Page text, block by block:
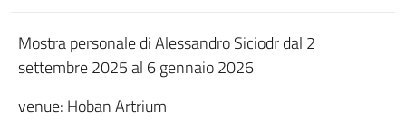
Mostra personale di Alessandro Siciodr dal 2
settembre 2025 al 6 gennaio 2026
venue: Hoban Artrium